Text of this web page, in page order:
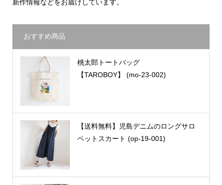
新作情報などをお届けしています。
おすすめ商品
桃太郎トートバッグ
【TAROBOY】 (mo-23-002)
【送料無料】児島デニムのロングサロ
ペットスカート (op-19-001)